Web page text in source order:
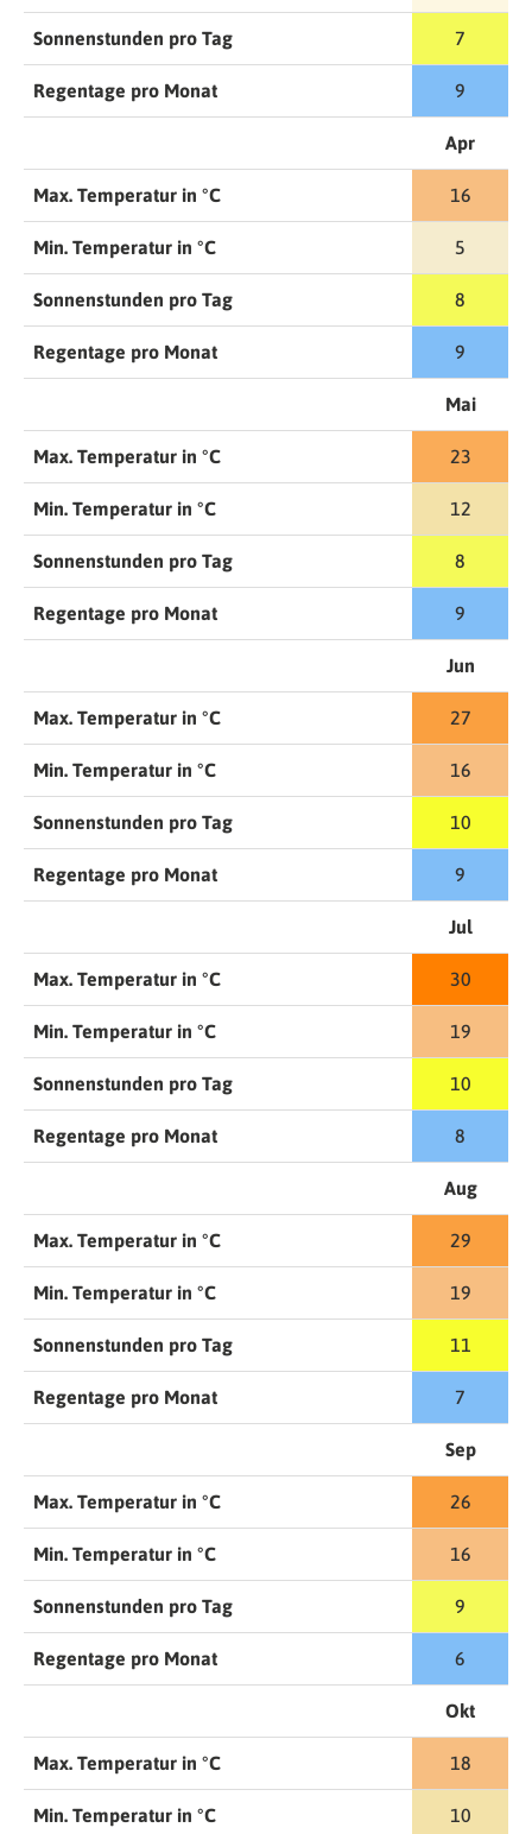
Sonnenstunden pro Tag 7
Regentage pro Monat 9
Apr
Max. Temperatur in °C 16
Min. Temperatur in °C 5
Sonnenstunden pro Tag 8
Regentage pro Monat 9
Mai
Max. Temperatur in °C 23
Min. Temperatur in °C 12
Sonnenstunden pro Tag 8
Regentage pro Monat 9
Jun
Max. Temperatur in °C 27
Min. Temperatur in °C 16
Sonnenstunden pro Tag 10
Regentage pro Monat 9
Jul
Max. Temperatur in °C 30
Min. Temperatur in °C 19
Sonnenstunden pro Tag 10
Regentage pro Monat 8
Aug
Max. Temperatur in °C 29
Min. Temperatur in °C 19
Sonnenstunden pro Tag 11
Regentage pro Monat 7
Sep
Max. Temperatur in °C 26
Min. Temperatur in °C 16
Sonnenstunden pro Tag 9
Regentage pro Monat 6
Okt
Max. Temperatur in °C 18
Min. Temperatur in °C 10